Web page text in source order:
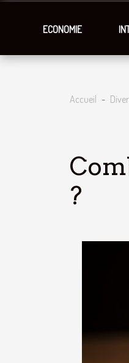
ECONOMIE
Accueil
?